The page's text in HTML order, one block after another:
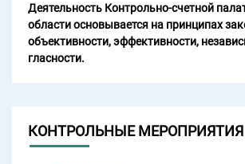
Деятельность Контрольно-счетной
области основывается на принципах
объективности, эффективности,
гласности.
КОНТРОЛЬНЫЕ МЕРОПРИЯТИЯ